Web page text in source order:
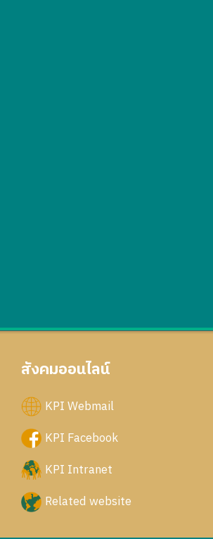
สังคมออนไลน์
KPI Webmail
KPI Facebook
KPI Intranet
Related website